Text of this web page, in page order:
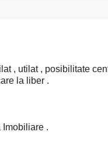
, utilat , posibilitate
la liber .
Imobiliare .